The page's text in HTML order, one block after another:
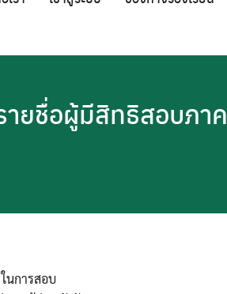
ายชื่อผู้มีสิทธิสอบภาค
นการสอบ